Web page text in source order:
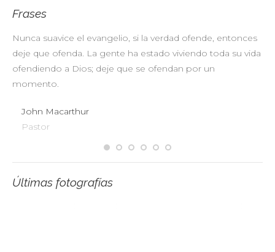
Frases
Nunca suavice el evangelio, si la verdad ofende, entonces
deje que ofenda. La gente ha estado viviendo toda su vida
ofendiendo a Dios; deje que se ofendan por un
momento.
John Macarthur
Pastor
Últimas fotografías